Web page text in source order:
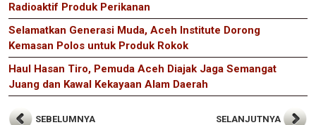
Radioaktif Produk Perikanan
Selamatkan Generasi Muda, Aceh Institute Dorong
Kemasan Polos untuk Produk Rokok
Haul Hasan Tiro, Pemuda Aceh Diajak Jaga Semangat
Juang dan Kawal Kekayaan Alam Daerah
SEBELUMNYA SELANJUTNYA